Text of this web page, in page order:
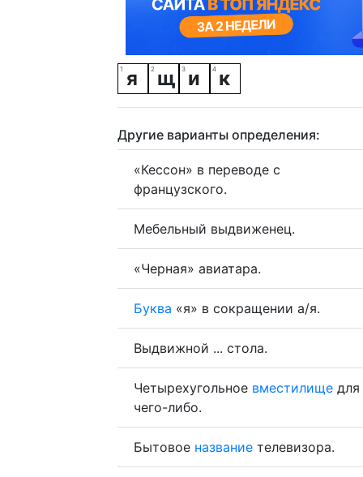
я щ и к
Другие варианты определения:
«Кессон» в переводе с
французского.
Мебельный выдвиженец.
«Черная» авиатара.
Буква «я» в сокращении а/я.
Выдвижной ... стола.
Четырехугольное вместилище для
чего-либо.
Бытовое название телевизора.